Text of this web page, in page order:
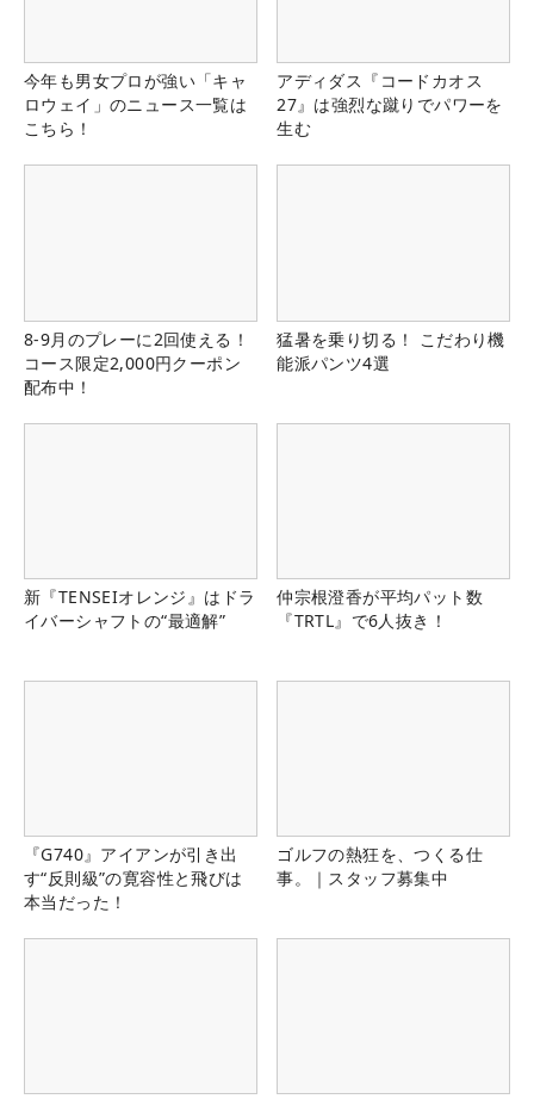
今年も男女プロが強い「キャ
ロウェイ」のニュース一覧は
こちら！
アディダス『コードカオス
27』は強烈な蹴りでパワーを
生む
8-9月のプレーに2回使える！
コース限定2,000円クーポン
配布中！
猛暑を乗り切る！ こだわり機
能派パンツ4選
新『TENSEIオレンジ』はドラ
イバーシャフトの“最適解”
仲宗根澄香が平均パット数
『TRTL』で6人抜き！
『G740』アイアンが引き出
す“反則級”の寛容性と飛びは
本当だった！
ゴルフの熱狂を、つくる仕
事。｜スタッフ募集中